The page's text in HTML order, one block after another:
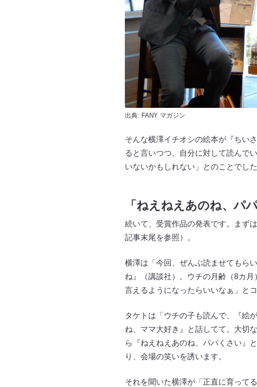
出典: FANY マガジン
そんな横澤イチオシの絵本が『ちい
ると言いつつ、自分に対して読んで
いないかもしれない」とのことでした
「ねえねえあのね、パ
続いて、受賞作品の発表です。まず
記事末尾を参照）。
横澤は「今回、ぜんぶ読ませてもら
ね』（講談社）。ウチの月齢（8カ
言えるようになったらいいなぁ」とコ
タケトは「ウチの子も読んで、『絵
ね、ママ大好き』と話してて。大切
ら『ねえねえあのね、パパくさい』
り、会場の笑いを誘います。
それを聞いた横澤が「正直に育って